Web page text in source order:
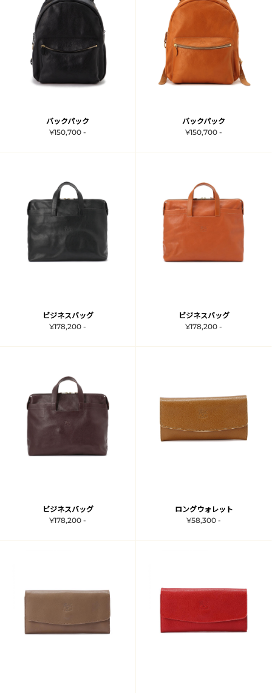
バックパック
¥150,700 -
バックパック
¥150,700 -
ビジネスバッグ
¥178,200 -
ビジネスバッグ
¥178,200 -
ビジネスバッグ
¥178,200 -
ロングウォレット
¥58,300 -